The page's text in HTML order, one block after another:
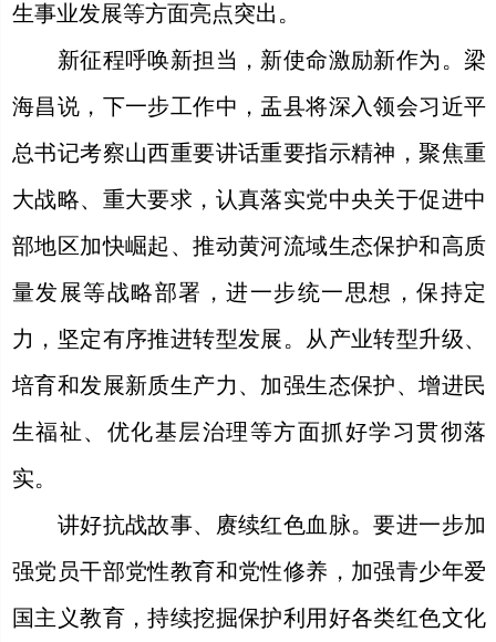
生事业发展等方面亮点突出。
新征程呼唤新担当，新使命激励新作为。梁
海昌说，下一步工作中，盂县将深入领会习近平
总书记考察山西重要讲话重要指示精神，聚焦重
大战略、重大要求，认真落实党中央关于促进中
部地区加快崛起、推动黄河流域生态保护和高质
量发展等战略部署，进一步统一思想，保持定
力，坚定有序推进转型发展。从产业转型升级、
培育和发展新质生产力、加强生态保护、增进民
生福祉、优化基层治理等方面抓好学习贯彻落
实。
讲好抗战故事、赓续红色血脉。要进一步加
强党员干部党性教育和党性修养，加强青少年爱
国主义教育，持续挖掘保护利用好各类红色文化